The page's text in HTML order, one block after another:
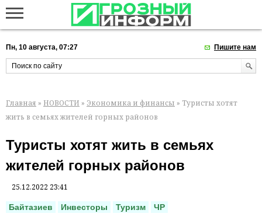
Пн, 10 августа, 07:27 Пишите нам
Главная » НОВОСТИ » Экономика и финансы » Туристы хотят
жить в семьях жителей горных районов
Туристы хотят жить в семьях
жителей горных районов
25.12.2022 23:41
Байтазиев Инвесторы Туризм ЧР